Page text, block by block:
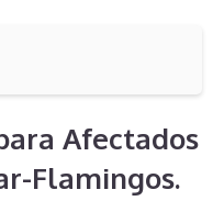
Afectados
Flamingos.